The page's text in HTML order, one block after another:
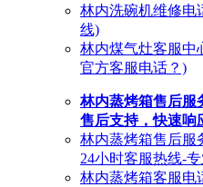
林内洗碗机维修电
线)
林内煤气灶客服中
官方客服电话？)
林内蒸烤箱售后服
售后支持，快速响
林内蒸烤箱售后服
24小时客服热线-
林内蒸烤箱客服电